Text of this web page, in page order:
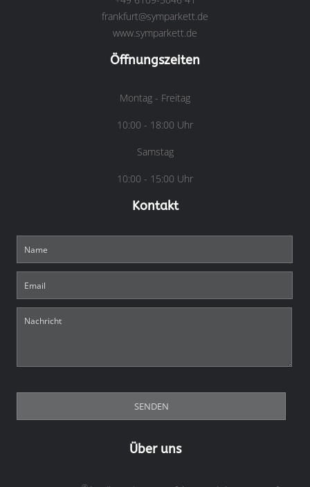
frankfurt@symparkett.de
www.symparkett.de
Öffnungszeiten
Montag - Freitag
10:00 - 18:00 Uhr
Samstag
10:00 - 15:00 Uhr
Kontakt
Über uns